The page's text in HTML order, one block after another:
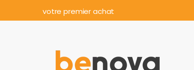
votre premier achat